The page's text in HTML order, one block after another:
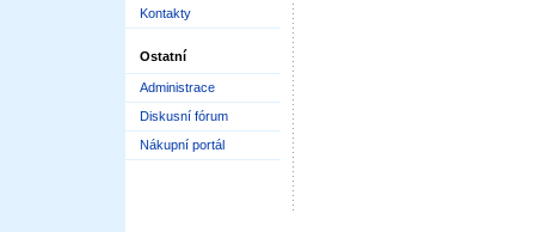
Kontakty
Ostatní
Administrace
Diskusní fórum
Nákupní portál